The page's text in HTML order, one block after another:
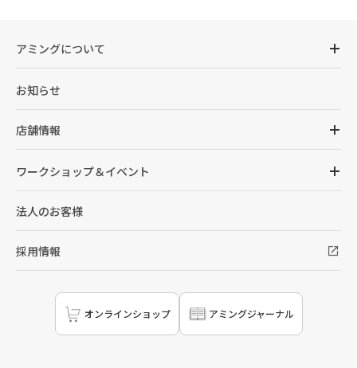
アミングについて
お知らせ
店舗情報
ワークショップ＆イベント
法人のお客様
採用情報
オンラインショップ アミングジャーナル